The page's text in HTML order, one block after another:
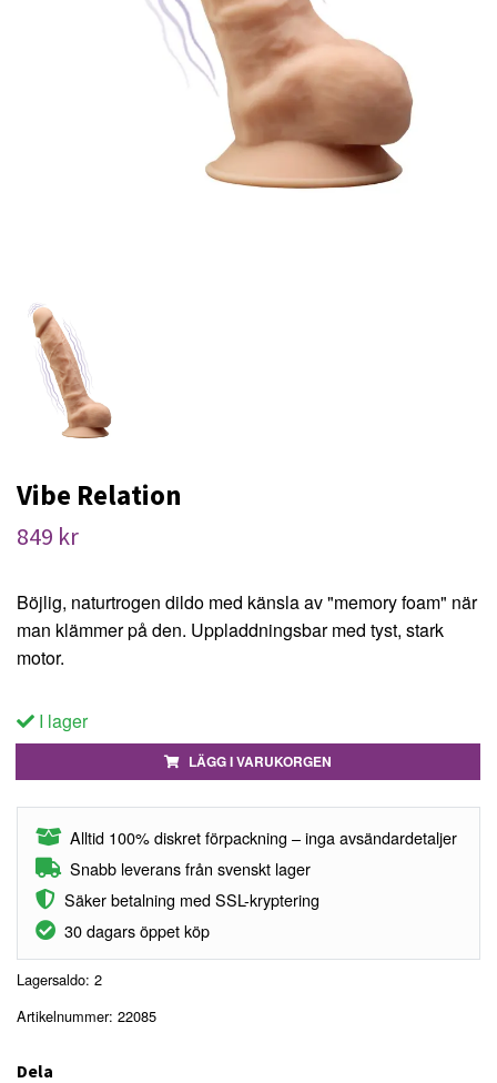
Vibe Relation
849 kr
Böjlig, naturtrogen dildo med känsla av "memory foam" när
man klämmer på den. Uppladdningsbar med tyst, stark
motor.
I lager
LÄGG I VARUKORGEN
Alltid 100% diskret förpackning – inga avsändardetaljer
Snabb leverans från svenskt lager
Säker betalning med SSL-kryptering
30 dagars öppet köp
Lagersaldo: 2
Artikelnummer: 22085
Dela